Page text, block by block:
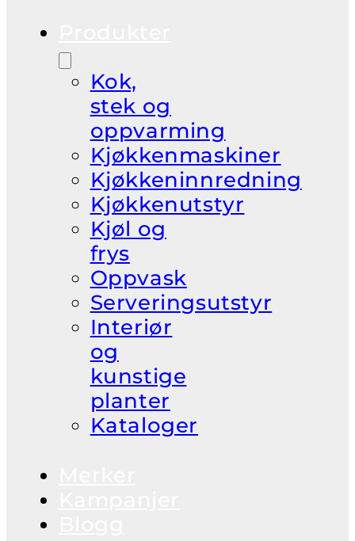
Kok,
stek og
oppvarming
Kjøkkenmaskiner
Kjøkkeninnredning
Kjøkkenutstyr
Kjøl og
frys
Oppvask
Serveringsutstyr
Interiør
og
kunstige
planter
Kataloger